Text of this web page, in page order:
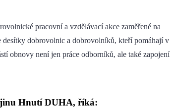
pracovní a vzdělávací akce zaměřené na
dobrovolnic a dobrovolníků, kteří pomáhají v
obnovy není jen práce odborníků, ale také zapojení
Hnutí DUHA, říká: